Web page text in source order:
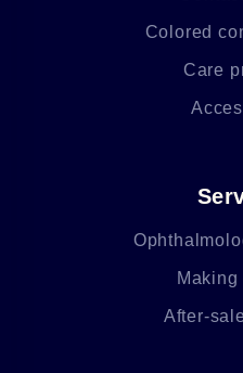
Colored
Care
After-